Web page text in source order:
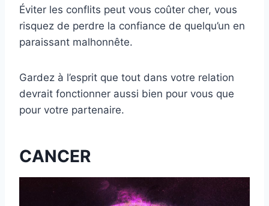
Éviter les conflits peut vous coûter cher, vous
risquez de perdre la confiance de quelqu’un en
paraissant malhonnête.
Gardez à l’esprit que tout dans votre relation
devrait fonctionner aussi bien pour vous que
pour votre partenaire.
CANCER